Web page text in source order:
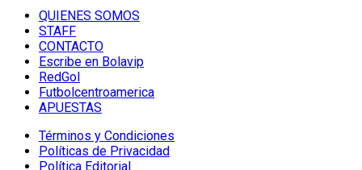
QUIENES SOMOS
STAFF
CONTACTO
Escribe en Bolavip
RedGol
Futbolcentroamerica
APUESTAS
Términos y Condiciones
Políticas de Privacidad
Política Editorial